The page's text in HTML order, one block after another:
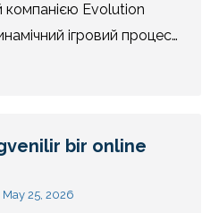
компанією Evolution
ігровий процес…
bir online
May 25, 2026